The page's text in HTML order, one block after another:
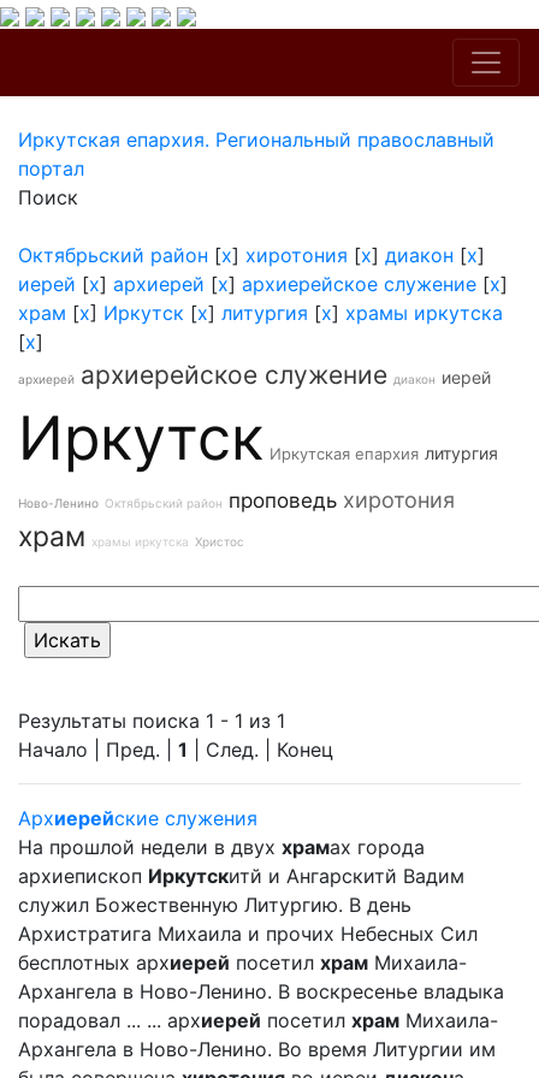
Иркутская епархия. Региональный православный
портал
Поиск
Октябрьский район [x] хиротония [x] диакон [x]
иерей [x] архиерей [x] архиерейское служение [x]
храм [x] Иркутск [x] литургия [x] храмы иркутска
[x]
архиерей архиерейское служение диакон иерей
Иркутск Иркутская епархия литургия
Ново-Ленино Октябрьский район проповедь хиротония
храм храмы иркутска Христос
Результаты поиска 1 - 1 из 1
Начало | Пред. | 1 | След. | Конец
Архиерейские служения
На прошлой недели в двух храмах города
архиепископ Иркутскитй и Ангарскитй Вадим
служил Божественную Литургию. В день
Архистратига Михаила и прочих Небесных Сил
бесплотных архиерей посетил храм Михаила-
Архангела в Ново-Ленино. В воскресенье владыка
порадовал ... ... архиерей посетил храм Михаила-
Архангела в Ново-Ленино. Во время Литургии им